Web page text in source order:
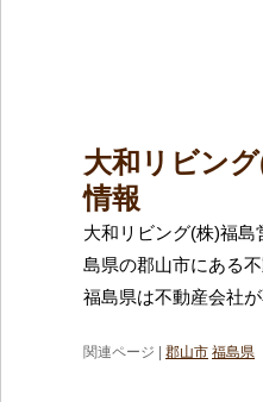
大和リビン
情報
大和リビング(株)福
島県の郡山市にある
福島県は不動産会社
関連ページ | 郡山市 福島県